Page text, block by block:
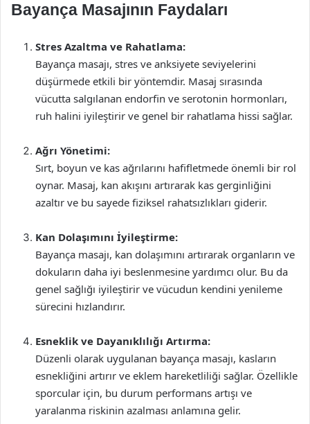
Bayança Masajının Faydaları
Stres Azaltma ve Rahatlama:
Bayança masajı, stres ve anksiyete seviyelerini
düşürmede etkili bir yöntemdir. Masaj sırasında
vücutta salgılanan endorfin ve serotonin hormonları,
ruh halini iyileştirir ve genel bir rahatlama hissi sağlar.
Ağrı Yönetimi:
Sırt, boyun ve kas ağrılarını hafifletmede önemli bir rol
oynar. Masaj, kan akışını artırarak kas gerginliğini
azaltır ve bu sayede fiziksel rahatsızlıkları giderir.
Kan Dolaşımını İyileştirme:
Bayança masajı, kan dolaşımını artırarak organların ve
dokuların daha iyi beslenmesine yardımcı olur. Bu da
genel sağlığı iyileştirir ve vücudun kendini yenileme
sürecini hızlandırır.
Esneklik ve Dayanıklılığı Artırma:
Düzenli olarak uygulanan bayança masajı, kasların
esnekliğini artırır ve eklem hareketliliği sağlar. Özellikle
sporcular için, bu durum performans artışı ve
yaralanma riskinin azalması anlamına gelir.